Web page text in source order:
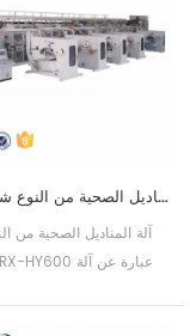
آلة المناديل الصحية من النوع شبه المؤازر RX-HY600
آلة المناديل الصحية من